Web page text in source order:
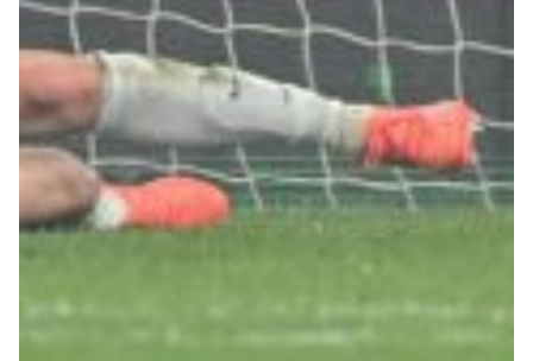
Outlet
Caffè Boasi x Genoa
Helan x Genoa
Gift Card Online Store